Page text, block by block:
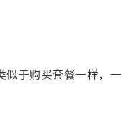
似于购买套餐一样，一